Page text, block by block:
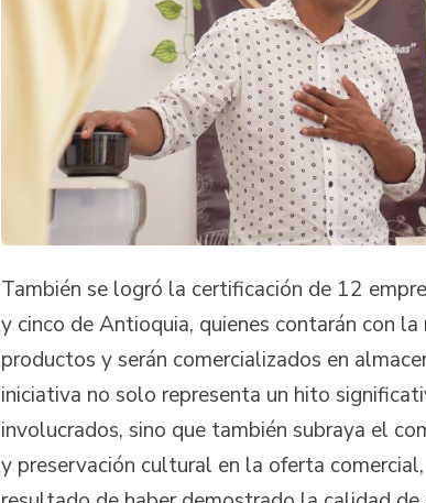
También se logró la certificación de 12
y cinco de Antioquia, quienes contarán con la
productos y serán comercializados en
iniciativa no solo representa un hito
involucrados, sino que también subraya el
y preservación cultural en la oferta